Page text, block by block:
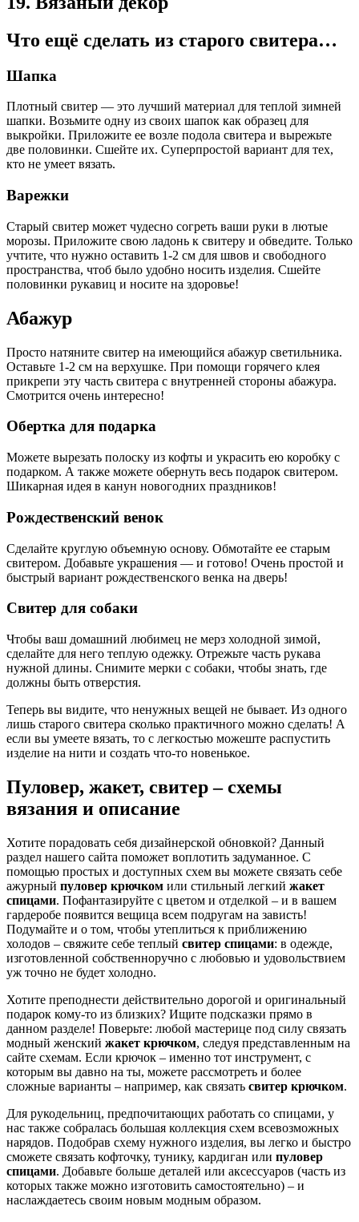
Что ещё сделать из старого свитера…
Шапка
Плотный свитер — это лучший материал для теплой зимней
шапки. Возьмите одну из своих шапок как образец для
выкройки. Приложите ее возле подола свитера и вырежьте
две половинки. Сшейте их. Суперпростой вариант для тех,
кто не умеет вязать.
Варежки
Старый свитер может чудесно согреть ваши руки в лютые
морозы. Приложите свою ладонь к свитеру и обведите. Только
учтите, что нужно оставить 1-2 см для швов и свободного
пространства, чтоб было удобно носить изделия. Сшейте
половинки рукавиц и носите на здоровье!
Абажур
Просто натяните свитер на имеющийся абажур светильника.
Оставьте 1-2 см на верхушке. При помощи горячего клея
прикрепи эту часть свитера с внутренней стороны абажура.
Смотрится очень интересно!
Обертка для подарка
Можете вырезать полоску из кофты и украсить ею коробку с
подарком. А также можете обернуть весь подарок свитером.
Шикарная идея в канун новогодних праздников!
Рождественский венок
Сделайте круглую объемную основу. Обмотайте ее старым
свитером. Добавьте украшения — и готово! Очень простой и
быстрый вариант рождественского венка на дверь!
Свитер для собаки
Чтобы ваш домашний любимец не мерз холодной зимой,
сделайте для него теплую одежку. Отрежьте часть рукава
нужной длины. Снимите мерки с собаки, чтобы знать, где
должны быть отверстия.
Теперь вы видите, что ненужных вещей не бывает. Из одного
лишь старого свитера сколько практичного можно сделать! А
если вы умеете вязать, то с легкостью можеште распустить
изделие на нити и создать что-то новенькое.
Пуловер, жакет, свитер – схемы
вязания и описание
Хотите порадовать себя дизайнерской обновкой? Данный
раздел нашего сайта поможет воплотить задуманное. С
помощью простых и доступных схем вы можете связать себе
ажурный пуловер крючком или стильный легкий жакет
спицами. Пофантазируйте с цветом и отделкой – и в вашем
гардеробе появится вещица всем подругам на зависть!
Подумайте и о том, чтобы утеплиться к приближению
холодов – свяжите себе теплый свитер спицами: в одежде,
изготовленной собственноручно с любовью и удовольствием
уж точно не будет холодно.
Хотите преподнести действительно дорогой и оригинальный
подарок кому-то из близких? Ищите подсказки прямо в
данном разделе! Поверьте: любой мастерице под силу связать
модный женский жакет крючком, следуя представленным на
сайте схемам. Если крючок – именно тот инструмент, с
которым вы давно на ты, можете рассмотреть и более
сложные варианты – например, как связать свитер крючком.
Для рукодельниц, предпочитающих работать со спицами, у
нас также собралась большая коллекция схем всевозможных
нарядов. Подобрав схему нужного изделия, вы легко и быстро
сможете связать кофточку, тунику, кардиган или пуловер
спицами. Добавьте больше деталей или аксессуаров (часть из
которых также можно изготовить самостоятельно) – и
наслаждаетесь своим новым модным образом.